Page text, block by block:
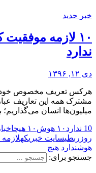
خبر جدید
۱۰ لازمه
ندارد
دی ۱۲, ۱۳۹۶
هرکس تعریف مخصوص خود
مشترک همه این تعاریف
میلیون‌ها انسان
10 ندارد ۱۰ هوش ۱۰ هیچ اخبار
روز ربطیسایت خبریکهلازمه
هوشندارد هیچ
جستجو برای: